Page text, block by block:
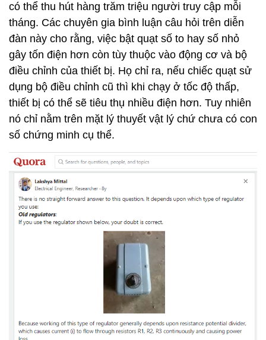
có thể thu hút hàng trăm triệu người truy cập mỗi
tháng. Các chuyên gia bình luận câu hỏi trên diễn
đàn này cho rằng, việc bật quạt số to hay số nhỏ
gây tốn điện hơn còn tùy thuộc vào động cơ và bộ
điều chỉnh của thiết bị. Họ chỉ ra, nếu chiếc quạt sử
dụng bộ điều chỉnh cũ thì khi chạy ở tốc độ thấp,
thiết bị có thể sẽ tiêu thụ nhiều điện hơn. Tuy nhiên
nó chỉ nằm trên mặt lý thuyết vật lý chứ chưa có con
số chứng minh cụ thể.